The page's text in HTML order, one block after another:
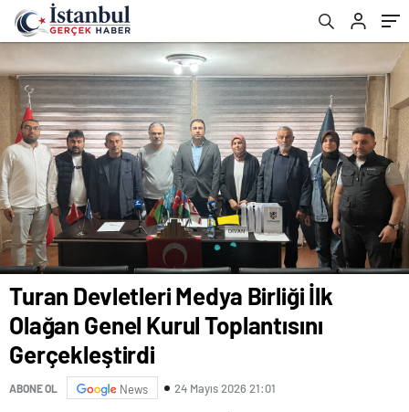
Turan Devletleri Medya Birliği İlk
Olağan Genel Kurul Toplantısını
Gerçekleştirdi
ABONE OL News 24 Mayıs 2026 21:01